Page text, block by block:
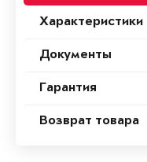
Характеристики
Документы
Гарантия
Возврат товара